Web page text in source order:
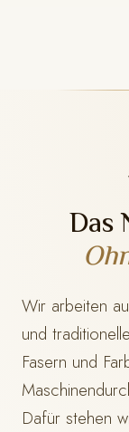
Das
Wir arbeiten
und
Fasern und
Dafür stehen